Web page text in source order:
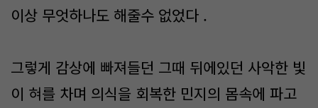
이상 무엇하나도 해줄수 없었다 .
그렇게 감상에 빠져들던 그때 뒤에있던 사악한 빛
이 혀를 차며 의식을 회복한 민지의 몸속에 파고